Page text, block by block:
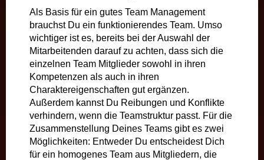
Als Basis für ein gutes Team Management
brauchst Du ein funktionierendes Team. Umso
wichtiger ist es, bereits bei der Auswahl der
Mitarbeitenden darauf zu achten, dass sich die
einzelnen Team Mitglieder sowohl in ihren
Kompetenzen als auch in ihren
Charaktereigenschaften gut ergänzen.
Außerdem kannst Du Reibungen und Konflikte
verhindern, wenn die Teamstruktur passt. Für die
Zusammenstellung Deines Teams gibt es zwei
Möglichkeiten: Entweder Du entscheidest Dich
für ein homogenes Team aus Mitgliedern, die